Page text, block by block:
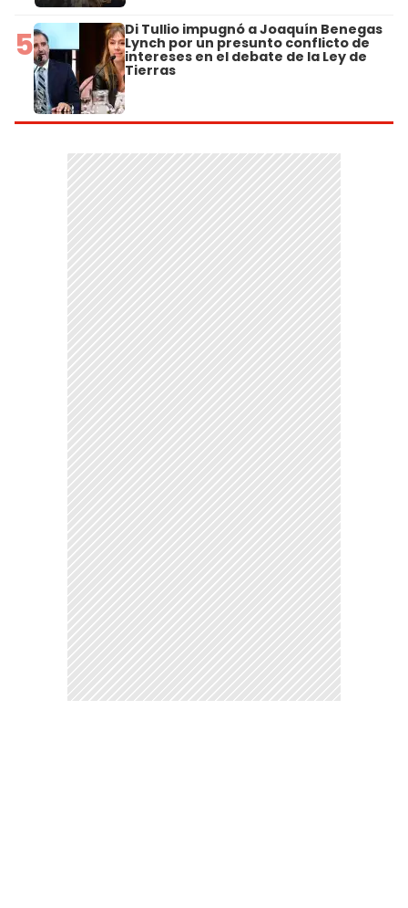
5 Di Tullio impugnó a Joaquín Benegas
Lynch por un presunto conflicto de
intereses en el debate de la Ley de
Tierras